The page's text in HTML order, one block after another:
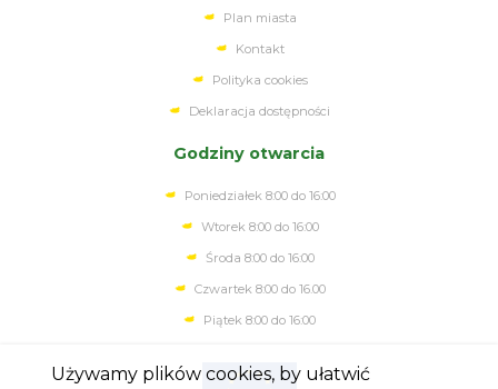
Plan miasta
Kontakt
Polityka cookies
Deklaracja dostępności
Godziny otwarcia
Poniedziałek 8:00 do 16:00
Wtorek 8:00 do 16:00
Środa 8:00 do 16:00
Czwartek 8:00 do 16.00
Piątek 8:00 do 16:00
Używamy plików cookies, by ułatwić